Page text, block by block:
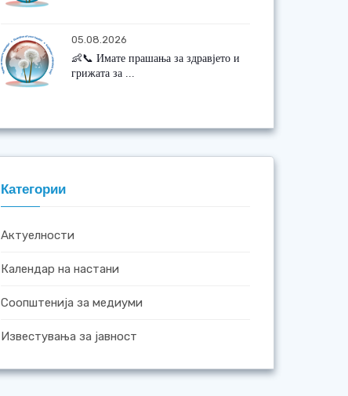
05.08.2026
👶📞 Имате прашања за здравјето и
грижата за ...
Категории
Актуелности
Календар на настани
Соопштенија за медиуми
Известувања за јавност